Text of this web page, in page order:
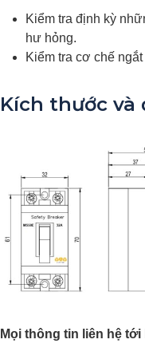
Kiểm tra định kỳ
hư hỏng.
Kiểm tra cơ chế
Kích thước
Mọi thông tin liên hệ